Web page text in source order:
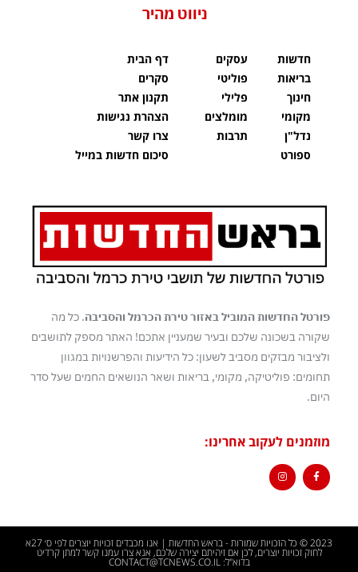
ניווט מהיר
חדשות
בריאות
חינוך
מקומי
נדל"ן
ספורט
עסקים
פוליטי
פלילי
מומלצים
תרבות
דף הבית
סקרים
תקנון אתר
הצהרת נגישות
צרו קשר
סיכום חדשות במייל
פורטל החדשות המוביל באזור טירת הכרמל והסביבה. כל מה
שקורה בשכונה שלכם ובעיר שמעניין אתכם! האתר מספק לתושבים
ולציבור מבזקים מסביב לשעון: כל הידיעות והפרשנויות במגוון
תחומים: פוליטיקה, מקומי, בריאות ושאר הנושאים החמים שעל סדר
היום.
מוזמנים לעקוב אחרינו:
2023 © כל הזכויות שמורות - בראש החדשות | אנו מכבדים זכויות יוצרים לפי ס׳ 27א
לחוק זכויות יוצרים, לכן אם זיהיתם יצירה שלכם, אנא צרו עמנו קשר למתן קרדיט
בדוא"ל: CONTACT@TCNEWS.CO.IL